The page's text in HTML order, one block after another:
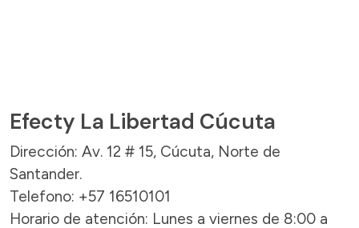
Efecty La Libertad Cúcuta
Dirección: Av. 12 # 15, Cúcuta, Norte de
Santander.
Telefono: +57 16510101
Horario de atención: Lunes a viernes de 8:00 a